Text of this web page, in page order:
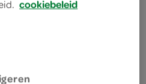
cookiebeleid